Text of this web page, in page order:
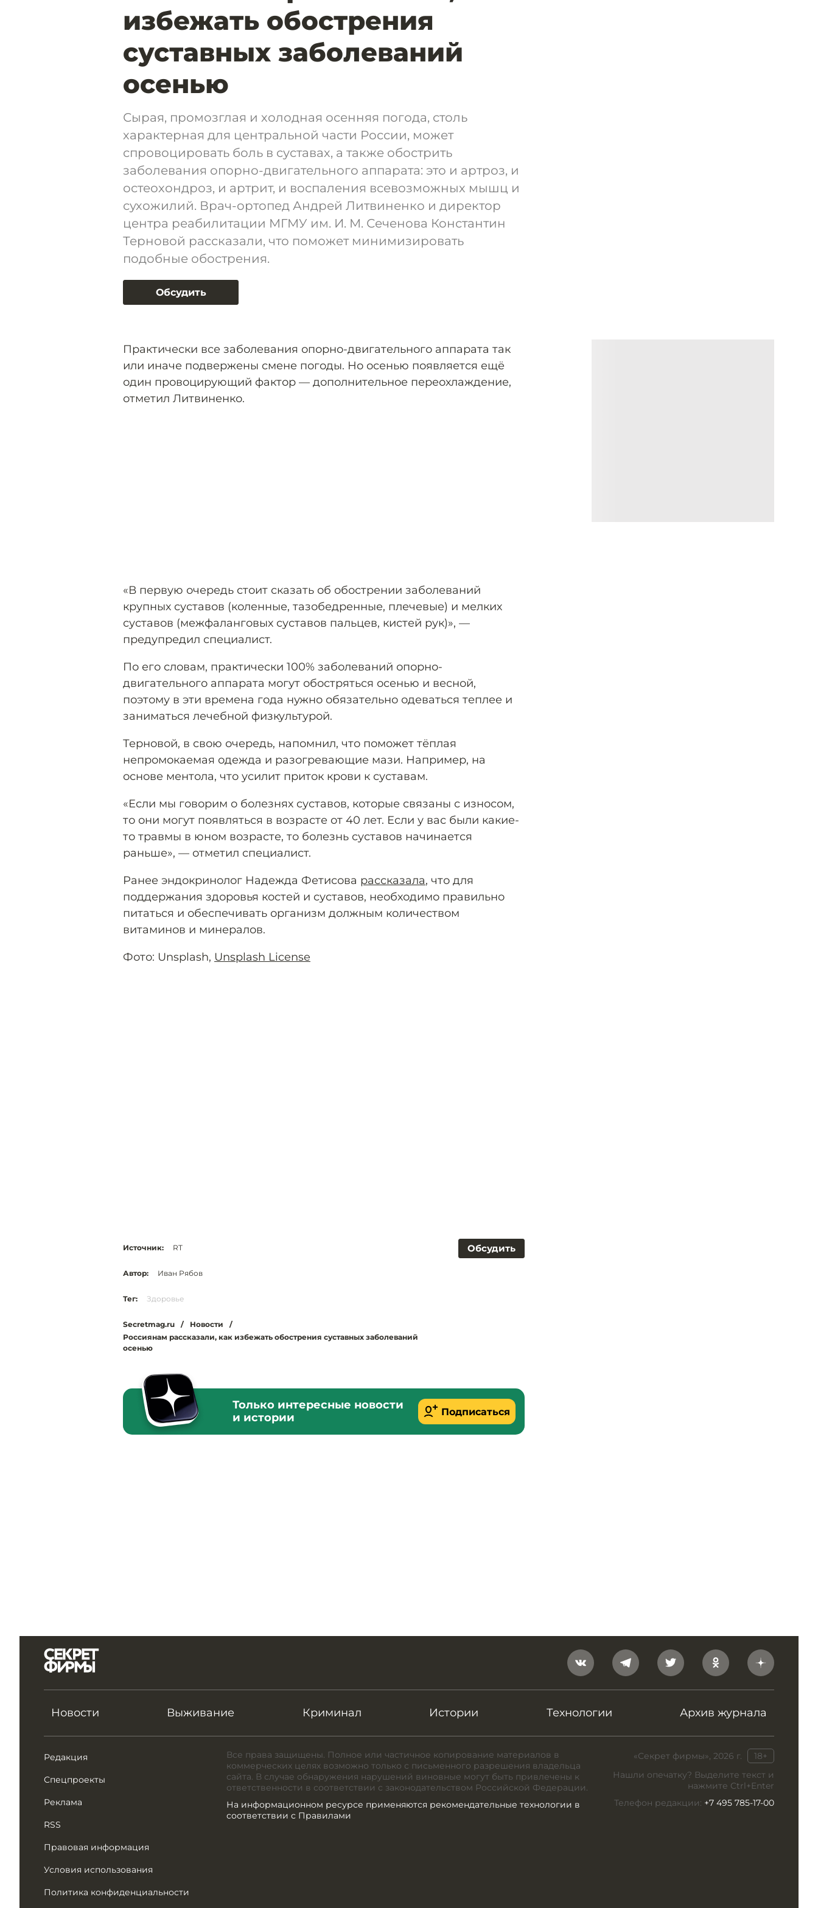
избежать обострения
суставных заболеваний
осенью
Сырая, промозглая и холодная осенняя погода, столь
характерная для центральной части России, может
спровоцировать боль в суставах, а также обострить
заболевания опорно-двигательного аппарата: это и артроз, и
остеохондроз, и артрит, и воспаления всевозможных мышц и
сухожилий. Врач-ортопед Андрей Литвиненко и директор
центра реабилитации МГМУ им. И. М. Сеченова Константин
Терновой рассказали, что поможет минимизировать
подобные обострения.
Обсудить
Практически все заболевания опорно-двигательного аппарата так
или иначе подвержены смене погоды. Но осенью появляется ещё
один провоцирующий фактор — дополнительное переохлаждение,
отметил Литвиненко.
«В первую очередь стоит сказать об обострении заболеваний
крупных суставов (коленные, тазобедренные, плечевые) и мелких
суставов (межфаланговых суставов пальцев, кистей рук)», —
предупредил специалист.
По его словам, практически 100% заболеваний опорно-
двигательного аппарата могут обостряться осенью и весной,
поэтому в эти времена года нужно обязательно одеваться теплее и
заниматься лечебной физкультурой.
Терновой, в свою очередь, напомнил, что поможет тёплая
непромокаемая одежда и разогревающие мази. Например, на
основе ментола, что усилит приток крови к суставам.
«Если мы говорим о болезнях суставов, которые связаны с износом,
то они могут появляться в возрасте от 40 лет. Если у вас были какие-
то травмы в юном возрасте, то болезнь суставов начинается
раньше», — отметил специалист.
Ранее эндокринолог Надежда Фетисова рассказала, что для
поддержания здоровья костей и суставов, необходимо правильно
питаться и обеспечивать организм должным количеством
витаминов и минералов.
Фото: Unsplash, Unsplash License
Обсудить
Источник: RT
Автор: Иван Рябов
Тег: Здоровье
Secretmag.ru / Новости
/
Россиянам рассказали, как избежать обострения суставных заболеваний
осенью
Только интересные новости
и истории
Подписаться
Новости Выживание Криминал Истории Технологии Архив журнала
Редакция
Спецпроекты
Реклама
RSS
Правовая информация
Условия использования
Политика конфиденциальности
«Секрет фирмы», 2026 г.
18+
Нашли опечатку? Выделите текст и
нажмите Ctrl+Enter
Телефон редакции: +7 495 785-17-00
Все права защищены. Полное или частичное копирование материалов в
коммерческих целях возможно только с письменного разрешения владельца
сайта. В случае обнаружения нарушений виновные могут быть привлечены к
ответственности в соответствии с законодательством Российской Федерации.
На информационном ресурсе применяются рекомендательные технологии в
соответствии с Правилами